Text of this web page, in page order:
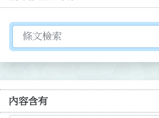
切換選擇法規資訊內容
內容含有